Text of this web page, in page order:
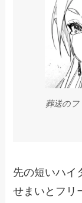
葬送の
先の短いハイ
せまいとフリ